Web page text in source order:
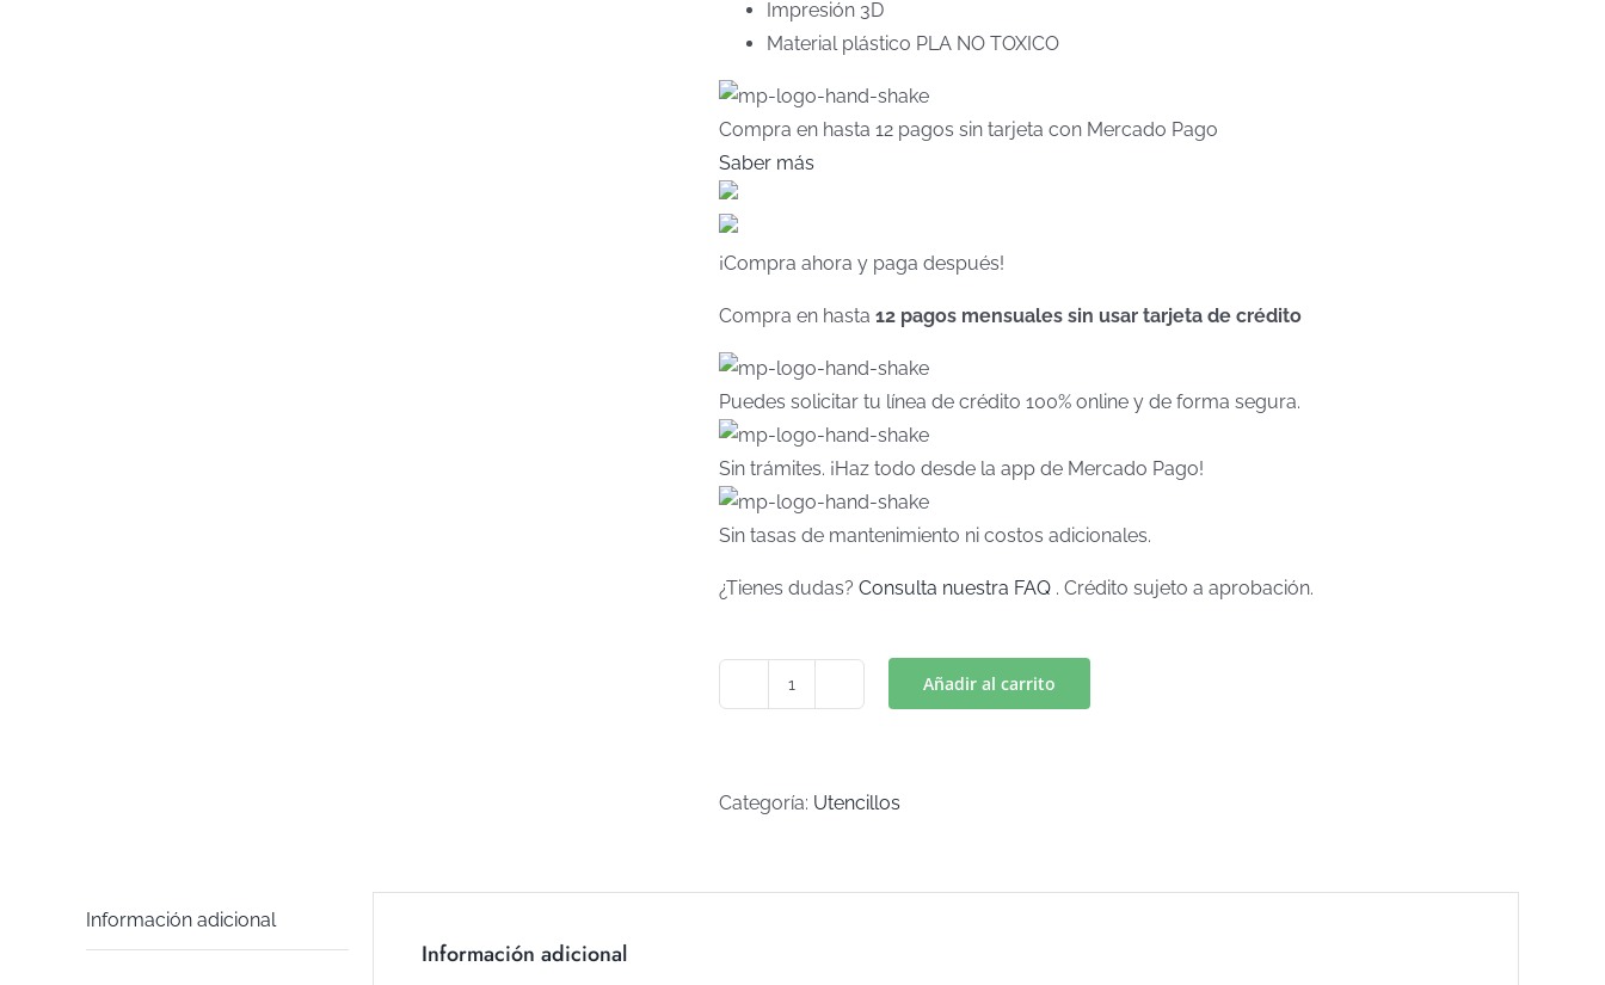
Impresión 3D
Material plástico PLA NO TOXICO
Compra en hasta 12 pagos sin tarjeta con Mercado Pago
Saber más
¡Compra ahora y paga después!
Compra en hasta 12 pagos mensuales sin usar tarjeta de crédito
Puedes solicitar tu línea de crédito 100% online y de forma segura.
Sin trámites. ¡Haz todo desde la app de Mercado Pago!
Sin tasas de mantenimiento ni costos adicionales.
¿Tienes dudas? Consulta nuestra FAQ . Crédito sujeto a aprobación.
18)
Añadir al carrito
Categoría: Utencillos
Información adicional
Información adicional